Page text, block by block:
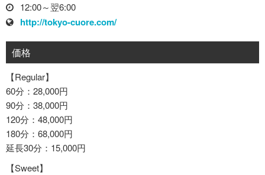
12:00～翌6:00
http://tokyo-cuore.com/
価格
【Regular】
60分：28,000円
90分：38,000円
120分：48,000円
180分：68,000円
延長30分：15,000円
【Sweet】